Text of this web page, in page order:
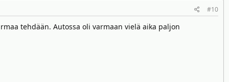
#10
tehdään. Autossa oli varmaan vielä aika paljon